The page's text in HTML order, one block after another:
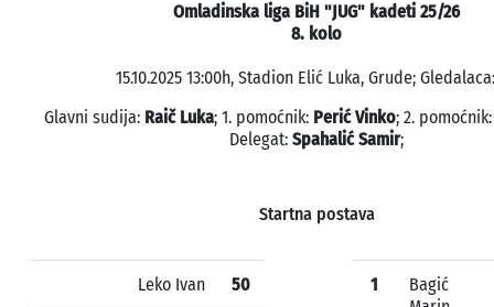
Omladinska liga BiH "JUG" kadeti 25/26
8. kolo
15.10.2025 13:00h, Stadion Elić Luka, Grude;
Glavni sudija: Raič Luka; 1. pomoćnik: Perić Vinko; 2.
Delegat: Spahalić Samir;
Startna postava
Leko Ivan 50 1
Bagić